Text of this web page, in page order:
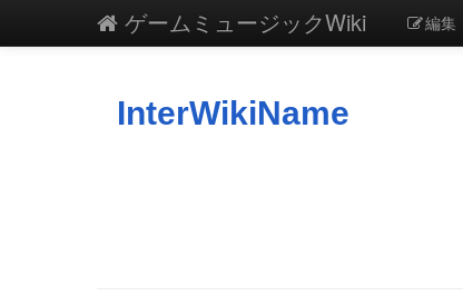
ゲームミュージックWiki 編集
InterWikiName